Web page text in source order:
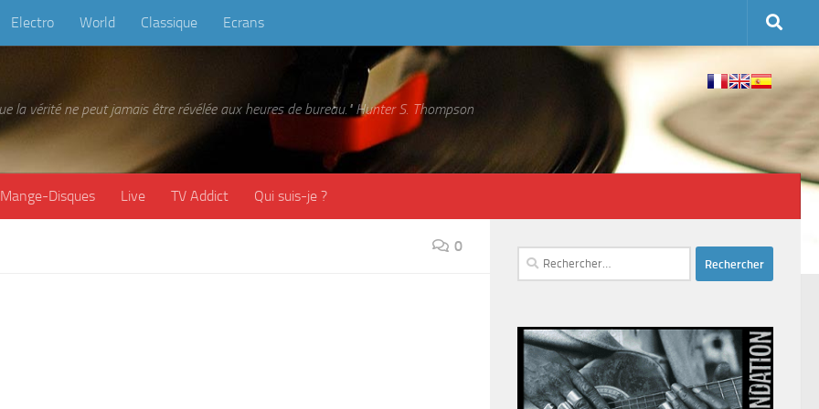
Electro World Classique Ecrans
la vérité ne peut jamais être révélée aux heures de bureau." Hunter S. Thompson
Mange-Disques Live TV Addict Qui suis-je ?
0
Rechercher :